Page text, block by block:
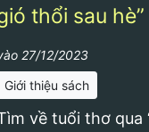
thổi sau hè”
27/12/2023
Giới thiệu sách
về tuổi thơ qua